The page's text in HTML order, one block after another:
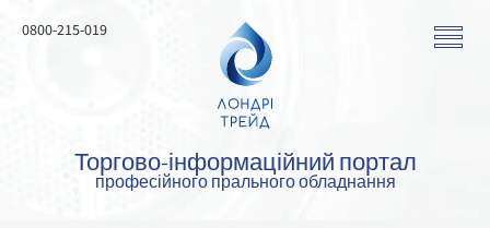
Торгово-інформаційний портал
професійного прального обладнання
0800-215-019